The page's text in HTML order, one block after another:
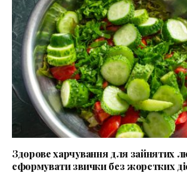
Здорове харчування для зайнятих
сформувати звички без жорстких